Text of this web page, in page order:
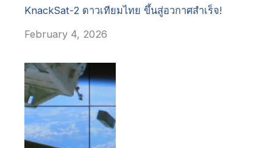
KnackSat-2 ดาวเทียมไทย ขึ้นสู่อวกาศสำเร็จ!
February 4, 2026